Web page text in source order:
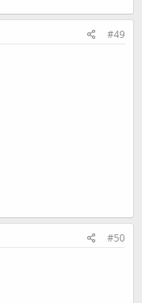
#49
#50